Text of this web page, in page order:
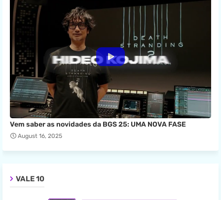
Vem saber as novidades da BGS 25: UMA NOVA FASE
August 16, 2025
VALE 10